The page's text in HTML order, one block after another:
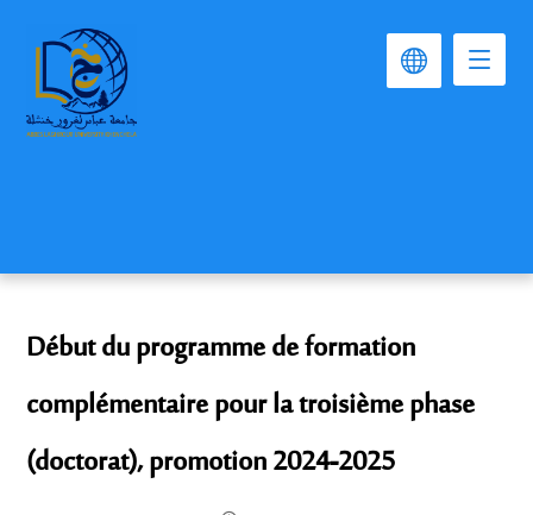
Début du programme de formation
complémentaire pour la troisième phase
(doctorat), promotion 2024-2025